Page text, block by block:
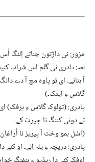
مزور: نی داڑتون چناتے اِلنگ
لمہ: پادری نی گلم اس شراب
آ ہنانے۔ ای تو پاوہ مچ آ دے
گلاس ءِ ایتک۔)
پادری: (تولوک گلاس ءِ ہرفک) ای
تے دوئی کننگ نا جیرت کے۔
(اسُل ہمو وخت آ پیریز نا
پادری: دریچہ ءِ یلہ اِلے۔ او